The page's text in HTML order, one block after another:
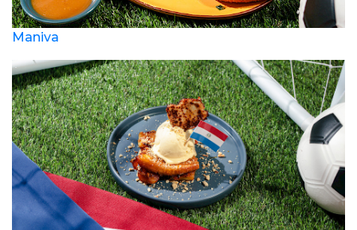
Maniva